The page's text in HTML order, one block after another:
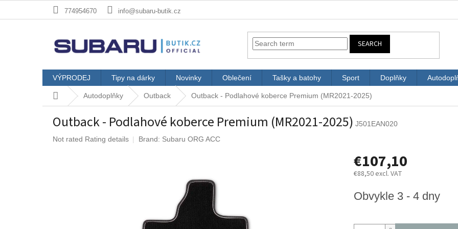
774954670 info@subaru-butik.cz
SEARCH
VÝPRODEJ Tipy na dárky Novinky Oblečení Tašky a batohy Sport Doplňky
Home Autodoplňky Outback Outback - Podlahové koberce Premium (MR2021-2025)
Outback - Podlahové koberce Premium (MR2021-2025) J501EAN020
The
Not rated Rating details Brand: Subaru ORG ACC
€107,10
€88,50 excl. VAT
price:
Obvykle 3 - 4 dny